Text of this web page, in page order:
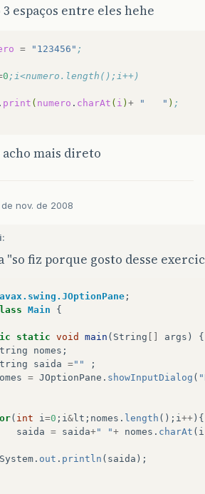
espaços entre eles hehe
= "123456" ;
0 ;i<numero.length();i++)
. print ( numero . charAt ( i ) + "   " )
mais direto
de nov. de 2008
"so fiz porque gosto desse
;
Main {
static void main ( String args )
{
nomes ;
saida =""
;
= JOptionPane . showInputDialog (
( int i=0 ; i& lt ; nomes . length (); i++ ){
saida = saida+" "+ nomes . charAt ( i
System . out . println ( saida );